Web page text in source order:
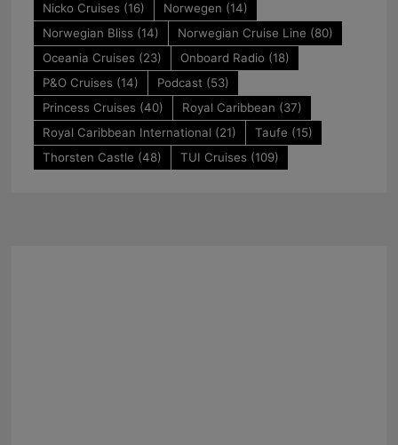
Nicko Cruises (16) Norwegen (14)
Norwegian Bliss (14) Norwegian Cruise Line (80)
Oceania Cruises (23) Onboard Radio(18)
P&O Cruises (14) Podcast(53)
Princess Cruises (40) Royal Caribbean (37)
Royal Caribbean International (21) Taufe (15)
Thorsten Castle (48) TUI Cruises (109)